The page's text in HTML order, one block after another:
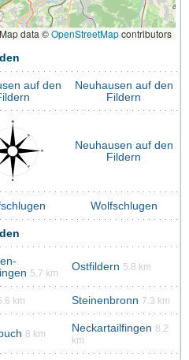
Map data ©OpenStreetMapcontributors
auf den
Neuhausen auf den
Fildern
Neuhausen auf den
Fildern
Wolfschlugen
5.7 km
Ostfildern 5.8 km
km Steinenbronn 7.3 km
8 km Neckartailfingen 8.2
km